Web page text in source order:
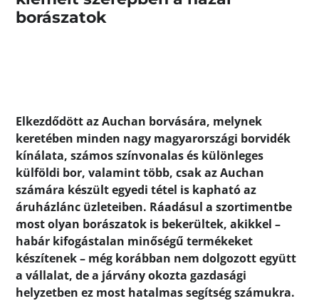
borászatok
Elkezdődött az Auchan borvására, melynek
keretében minden nagy magyarországi borvidék
kínálata, számos színvonalas és különleges
külföldi bor, valamint több, csak az Auchan
számára készült egyedi tétel is kapható az
áruházlánc üzleteiben. Ráadásul a szortimentbe
most olyan borászatok is bekerültek, akikkel –
habár kifogástalan minőségű termékeket
készítenek – még korábban nem dolgozott együtt
a vállalat, de a járvány okozta gazdasági
helyzetben ez most hatalmas segítség számukra.